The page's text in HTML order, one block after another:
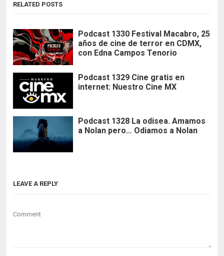
RELATED POSTS
Podcast 1330 Festival Macabro, 25
años de cine de terror en CDMX,
con Edna Campos Tenorio
Podcast 1329 Cine gratis en
internet: Nuestro Cine MX
Podcast 1328 La odisea. Amamos
a Nolan pero… Odiamos a Nolan
LEAVE A REPLY
Comment